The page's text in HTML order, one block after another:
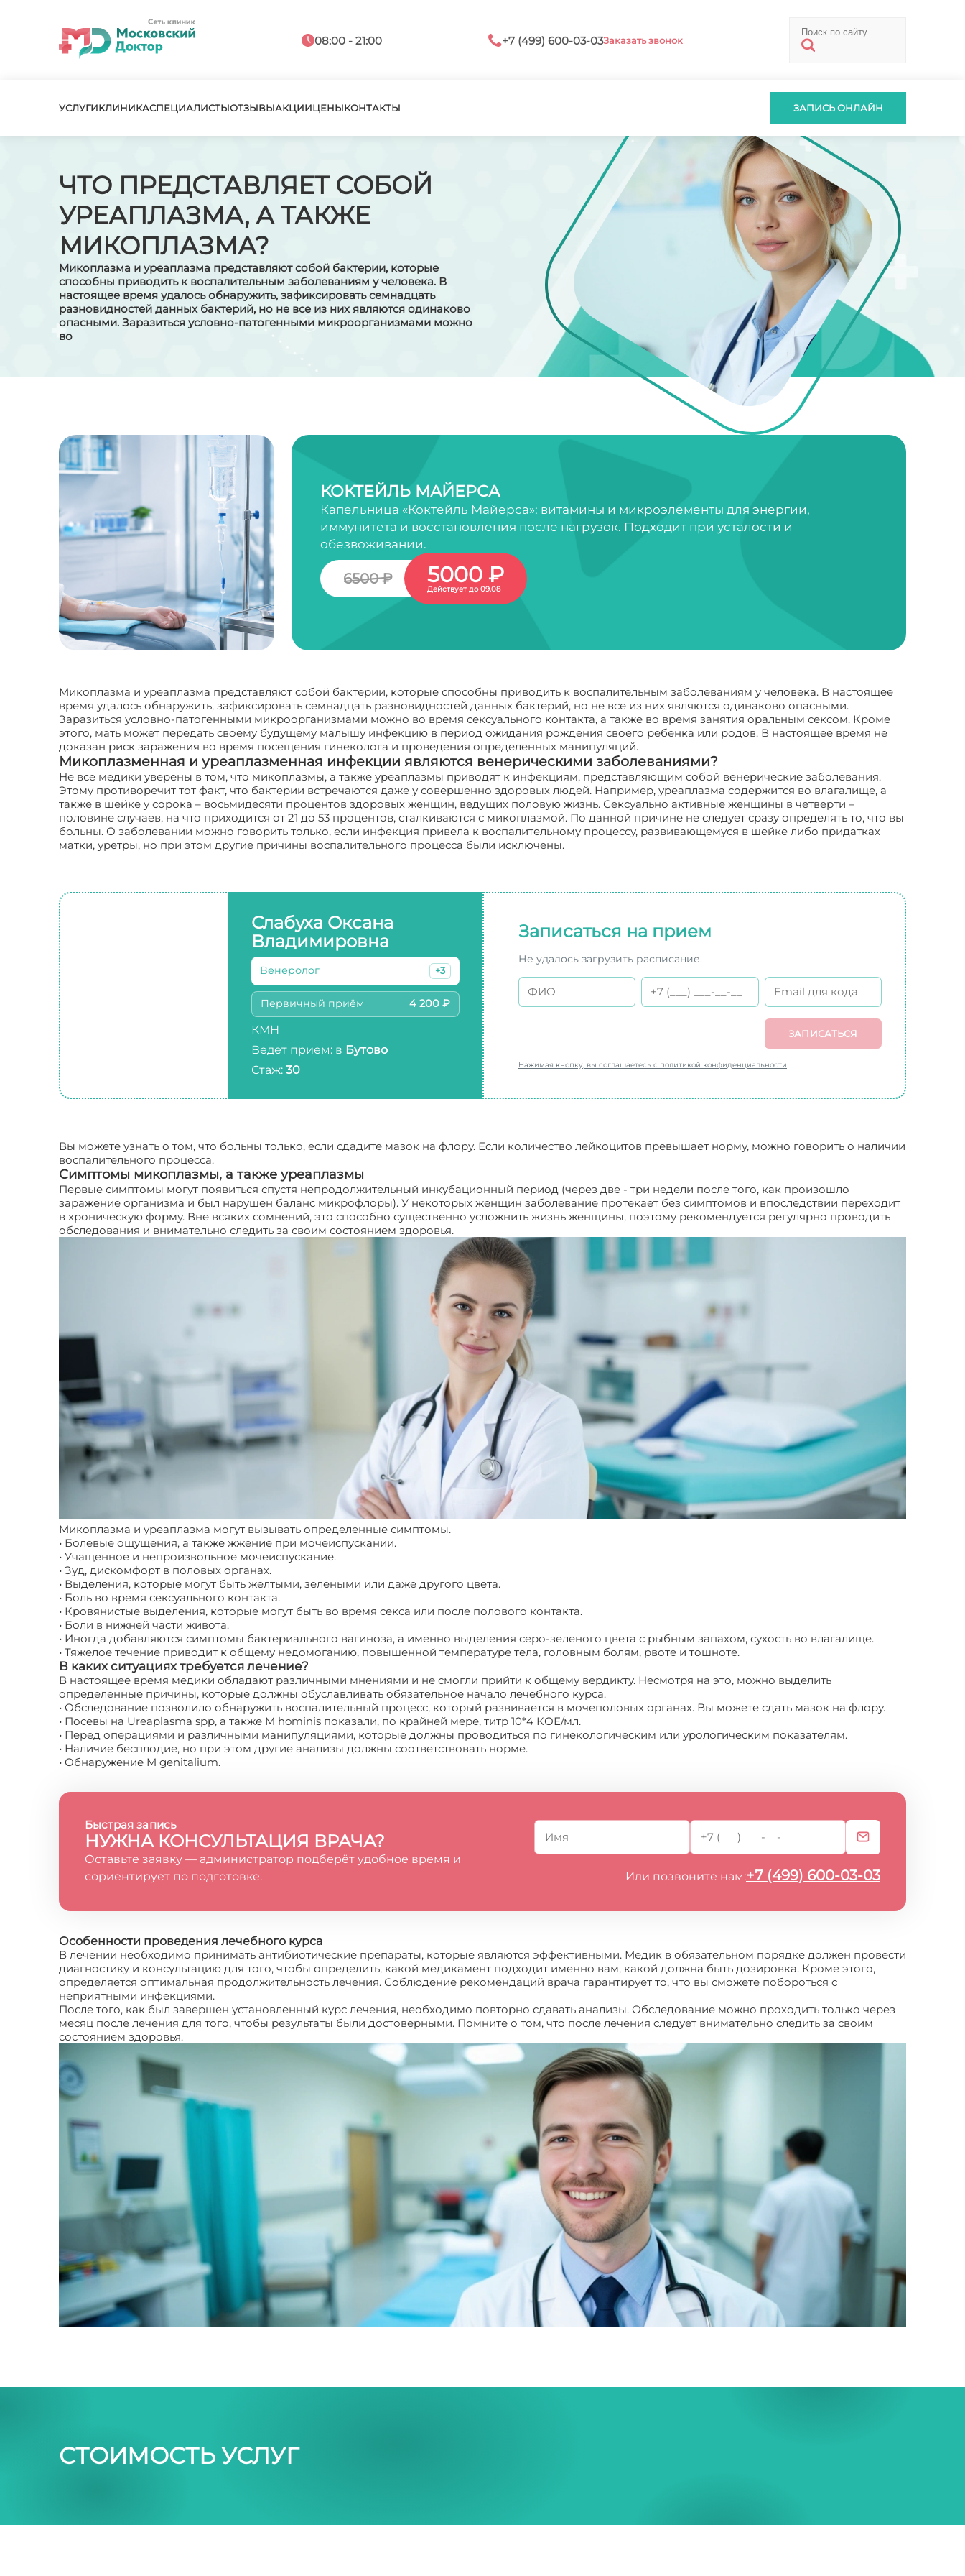
08:00 - 21:00 +7 (499) 600-03-03Заказать звонок
УСЛУГИКЛИНИКАСПЕЦИАЛИСТЫОТЗЫВЫАКЦИИЦЕНЫКОНТАКТЫ ЗАПИСЬ ОНЛАЙН
ЧТО ПРЕДСТАВЛЯЕТ СОБОЙ
УРЕАПЛАЗМА, А ТАКЖЕ
МИКОПЛАЗМА?
Микоплазма и уреаплазма представляют собой бактерии, которые
способны приводить к воспалительным заболеваниям у человека. В
настоящее время удалось обнаружить, зафиксировать семнадцать
разновидностей данных бактерий, но не все из них являются одинаково
опасными. Заразиться условно-патогенными микроорганизмами можно
во
КОКТЕЙЛЬ МАЙЕРСА
Капельница «Коктейль Майерса»: витамины и микроэлементы для энергии,
иммунитета и восстановления после нагрузок. Подходит при усталости и
обезвоживании.
6500 ₽ 5000 ₽
Действует до 09.08
Микоплазма и уреаплазма представляют собой бактерии, которые способны приводить к воспалительным заболеваниям у человека. В настоящее
время удалось обнаружить, зафиксировать семнадцать разновидностей данных бактерий, но не все из них являются одинаково опасными.
Заразиться условно-патогенными микроорганизмами можно во время сексуального контакта, а также во время занятия оральным сексом. Кроме
этого, мать может передать своему будущему малышу инфекцию в период ожидания рождения своего ребенка или родов. В настоящее время не
доказан риск заражения во время посещения гинеколога и проведения определенных манипуляций.
Микоплазменная и уреаплазменная инфекции являются венерическими заболеваниями?
Не все медики уверены в том, что микоплазмы, а также уреаплазмы приводят к инфекциям, представляющим собой венерические заболевания.
Этому противоречит тот факт, что бактерии встречаются даже у совершенно здоровых людей. Например, уреаплазма содержится во влагалище, а
также в шейке у сорока – восьмидесяти процентов здоровых женщин, ведущих половую жизнь. Сексуально активные женщины в четверти –
половине случаев, на что приходится от 21 до 53 процентов, сталкиваются с микоплазмой. По данной причине не следует сразу определять то, что вы
больны. О заболевании можно говорить только, если инфекция привела к воспалительному процессу, развивающемуся в шейке либо придатках
матки, уретры, но при этом другие причины воспалительного процесса были исключены.
Слабуха Оксана
Владимировна
Венеролог +3
Первичный приём 4 200 ₽
КМН
Ведет прием: в Бутово
Стаж: 30
Записаться на прием
Не удалось загрузить расписание.
ЗАПИСАТЬСЯ
Нажимая кнопку, вы соглашаетесь с политикой конфиденциальности
Вы можете узнать о том, что больны только, если сдадите мазок на флору. Если количество лейкоцитов превышает норму, можно говорить о наличии
воспалительного процесса.
Симптомы микоплазмы, а также уреаплазмы
Первые симптомы могут появиться спустя непродолжительный инкубационный период (через две - три недели после того, как произошло
заражение организма и был нарушен баланс микрофлоры). У некоторых женщин заболевание протекает без симптомов и впоследствии переходит
в хроническую форму. Вне всяких сомнений, это способно существенно усложнить жизнь женщины, поэтому рекомендуется регулярно проводить
обследования и внимательно следить за своим состоянием здоровья.
Микоплазма и уреаплазма могут вызывать определенные симптомы.
• Болевые ощущения, а также жжение при мочеиспускании.
• Учащенное и непроизвольное мочеиспускание.
• Зуд, дискомфорт в половых органах.
• Выделения, которые могут быть желтыми, зелеными или даже другого цвета.
• Боль во время сексуального контакта.
• Кровянистые выделения, которые могут быть во время секса или после полового контакта.
• Боли в нижней части живота.
• Иногда добавляются симптомы бактериального вагиноза, а именно выделения серо-зеленого цвета с рыбным запахом, сухость во влагалище.
• Тяжелое течение приводит к общему недомоганию, повышенной температуре тела, головным болям, рвоте и тошноте.
В каких ситуациях требуется лечение?
В настоящее время медики обладают различными мнениями и не смогли прийти к общему вердикту. Несмотря на это, можно выделить
определенные причины, которые должны обуславливать обязательное начало лечебного курса.
• Обследование позволило обнаружить воспалительный процесс, который развивается в мочеполовых органах. Вы можете сдать мазок на флору.
• Посевы на Ureaplasma spp, а также M hominis показали, по крайней мере, титр 10*4 КОЕ/мл.
• Перед операциями и различными манипуляциями, которые должны проводиться по гинекологическим или урологическим показателям.
• Наличие бесплодие, но при этом другие анализы должны соответствовать норме.
• Обнаружение M genitalium.
Быстрая запись
НУЖНА КОНСУЛЬТАЦИЯ ВРАЧА?
Оставьте заявку — администратор подберёт удобное время и
сориентирует по подготовке.
Или позвоните нам:+7 (499) 600-03-03
Особенности проведения лечебного курса
В лечении необходимо принимать антибиотические препараты, которые являются эффективными. Медик в обязательном порядке должен провести
диагностику и консультацию для того, чтобы определить, какой медикамент подходит именно вам, какой должна быть дозировка. Кроме этого,
определяется оптимальная продолжительность лечения. Соблюдение рекомендаций врача гарантирует то, что вы сможете побороться с
неприятными инфекциями.
После того, как был завершен установленный курс лечения, необходимо повторно сдавать анализы. Обследование можно проходить только через
месяц после лечения для того, чтобы результаты были достоверными. Помните о том, что после лечения следует внимательно следить за своим
состоянием здоровья.
СТОИМОСТЬ УСЛУГ